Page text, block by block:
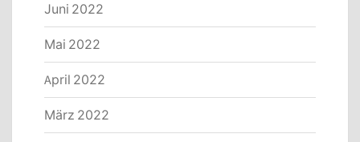
Juni 2022
Mai 2022
April 2022
März 2022